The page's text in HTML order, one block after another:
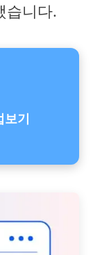
습니다.
보기